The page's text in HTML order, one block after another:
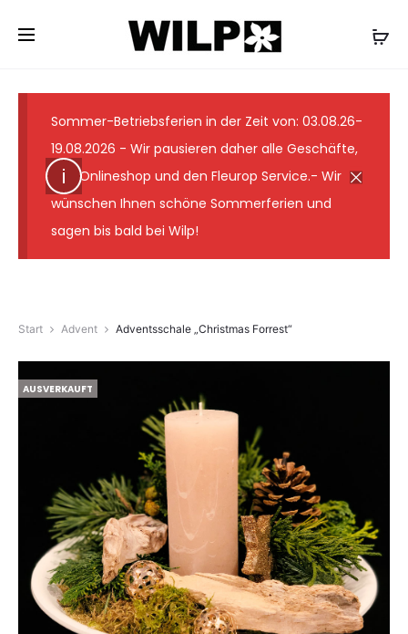
✓ Lieferung wie abgebildet ✓ Floristmeister seit 1931
✓ Günstige Versandkosten ✓ 7-Tage-
Sommer-Betriebsferien in der Zeit von: 03.08.26-
19.08.2026 - Wir pausieren daher alle Geschäfte,
den Onlineshop und den Fleurop Service.- Wir
wünschen Ihnen schöne Sommerferien und
sagen bis bald bei Wilp!
Start Advent Adventsschale „Christmas Forrest“
AUSVERKAUFT